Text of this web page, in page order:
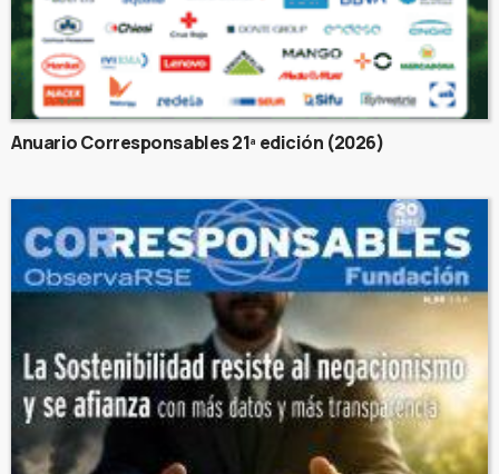
Anuario Corresponsables 21ª edición (2026)